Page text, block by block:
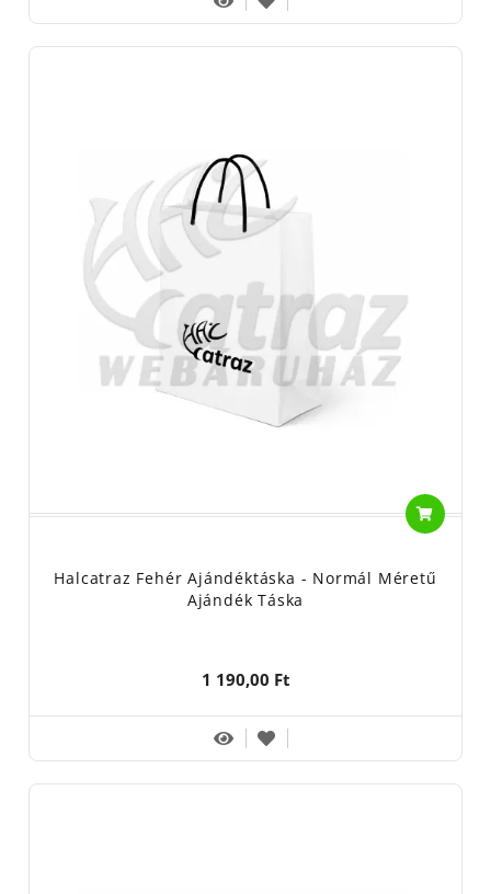
Halcatraz Fehér Ajándéktáska - Normál Méretű
Ajándék Táska
1 190,00 Ft